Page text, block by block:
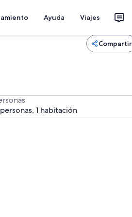
Ayuda Viajes
Compartir